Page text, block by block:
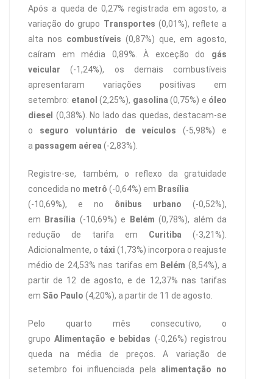
Após a queda de 0,27% registrada em agosto, a
variação do grupo Transportes (0,01%), reflete a
alta nos combustíveis (0,87%) que, em agosto,
caíram em média 0,89%. À exceção do gás
veicular (-1,24%), os demais combustíveis
apresentaram variações positivas em
setembro: etanol (2,25%), gasolina (0,75%) e óleo
diesel (0,38%). No lado das quedas, destacam-se
o seguro voluntário de veículos (-5,98%) e
a passagem aérea (-2,83%).
Registre-se, também, o reflexo da gratuidade
concedida no metrô (-0,64%) em Brasília
(-10,69%), e no ônibus urbano (-0,52%),
em
Brasília (-10,69%) e Belém (0,78%), além da
redução de tarifa em Curitiba (-3,21%).
Adicionalmente, o táxi (1,73%) incorpora o reajuste
médio de 24,53% nas tarifas em Belém (8,54%), a
partir de 12 de agosto, e de 12,37% nas tarifas
em São Paulo (4,20%), a partir de 11 de agosto.
Pelo quarto mês consecutivo, o
grupoAlimentação e bebidas (-0,26%) registrou
queda na média de preços. A variação de
setembro foi influenciada pela alimentação no